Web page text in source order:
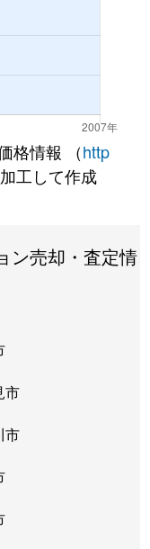
格情報 （http
工して作成
ン売却・査定情
市
市